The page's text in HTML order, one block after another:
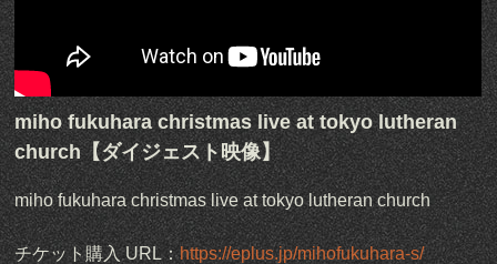
動画番組
PODCAST
音声番組
ARTICLE
記事
miho fukuhara christmas live at tokyo lutheran
church【ダイジェスト映像】
miho fukuhara christmas live at tokyo lutheran church
チケット購入 URL：https://eplus.jp/mihofukuhara-s/